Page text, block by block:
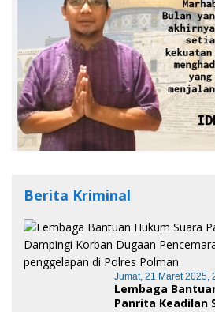
Berita Kriminal
Jumat, 21 Maret 2025,
Lembaga
Panrita Keadilan